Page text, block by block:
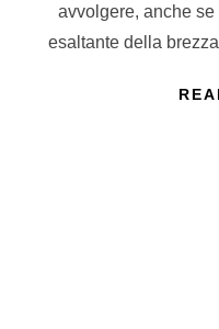
avvolgere, anche
esaltante della